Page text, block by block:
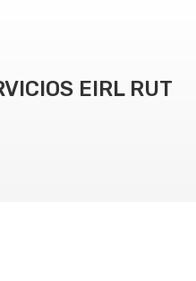
EIRL RUT